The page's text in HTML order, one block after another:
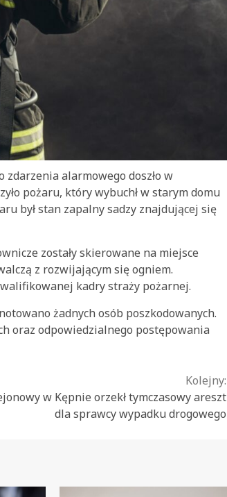
zdarzenia alarmowego doszło w
pożaru, który wybuchł w starym domu
był stan zapalny sadzy znajdującej się
zostały skierowane na miejsce
z rozwijającym się ogniem.
kadry straży pożarnej.
żadnych osób poszkodowanych.
oraz odpowiedzialnego postępowania
Kolejny:
w Kępnie orzekł tymczasowy areszt
dla sprawcy wypadku drogowego